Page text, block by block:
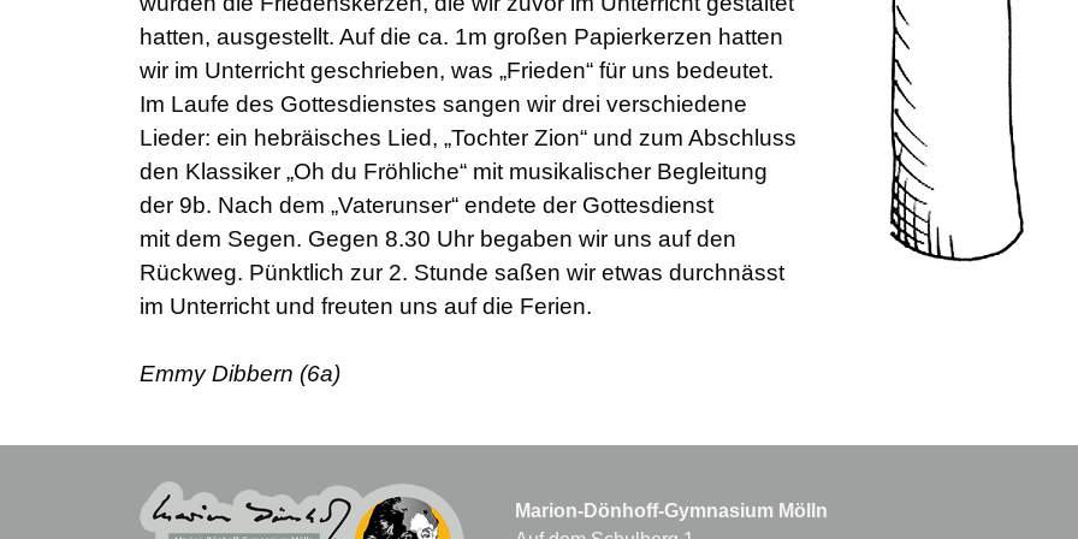
hatten, ausgestellt. Auf die ca. 1m großen Papierkerzen hatten
wir im Unterricht geschrieben, was „Frieden“ für uns bedeutet.
Im Laufe des Gottesdienstes sangen wir drei verschiedene
Lieder: ein hebräisches Lied, „Tochter Zion“ und zum Abschluss
den Klassiker „Oh du Fröhliche“ mit musikalischer Begleitung
der 9b. Nach dem „Vaterunser“ endete der Gottesdienst
mit dem Segen. Gegen 8.30 Uhr begaben wir uns auf den
Rückweg. Pünktlich zur 2. Stunde saßen wir etwas durchnässt
im Unterricht und freuten uns auf die Ferien.
Emmy Dibbern (6a)
Marion-Dönhoff-Gymnasium Mölln